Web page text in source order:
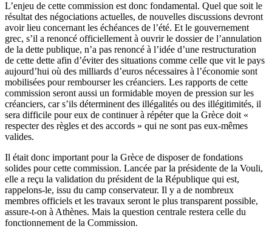
L’enjeu de cette commission est donc fondamental. Quel que soit le
résultat des négociations actuelles, de nouvelles discussions devront
avoir lieu concernant les échéances de l’été. Et le gouvernement
grec, s’il a renoncé officiellement à ouvrir le dossier de l’annulation
de la dette publique, n’a pas renoncé à l’idée d’une restructuration
de cette dette afin d’éviter des situations comme celle que vit le pays
aujourd’hui où des milliards d’euros nécessaires à l’économie sont
mobilisées pour rembourser les créanciers. Les rapports de cette
commission seront aussi un formidable moyen de pression sur les
créanciers, car s’ils déterminent des illégalités ou des illégitimités, il
sera difficile pour eux de continuer à répéter que la Grèce doit «
respecter des règles et des accords » qui ne sont pas eux-mêmes
valides.
Il était donc important pour la Grèce de disposer de fondations
solides pour cette commission. Lancée par la présidente de la Vouli,
elle a reçu la validation du président de la République qui est,
rappelons-le, issu du camp conservateur. Il y a de nombreux
membres officiels et les travaux seront le plus transparent possible,
assure-t-on à Athènes. Mais la question centrale restera celle du
fonctionnement de la Commission.